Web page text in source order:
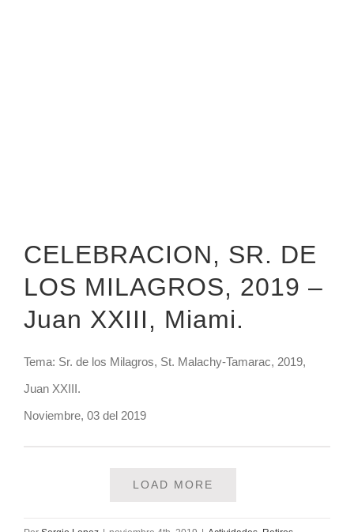
CELEBRACION, SR. DE
LOS MILAGROS, 2019 –
Juan XXIII, Miami.
Tema: Sr. de los Milagros, St. Malachy-Tamarac, 2019,
Juan XXIII.
Noviembre, 03 del 2019
LOAD MORE